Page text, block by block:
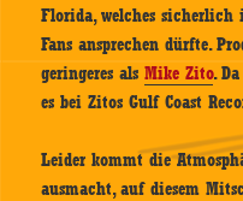
Florida, welches sicherlich
Fans ansprechen dürfte.
geringeres alsMike Zito.
es bei Zitos Gulf Coast
Leider kommt die
ausmacht, auf diesem